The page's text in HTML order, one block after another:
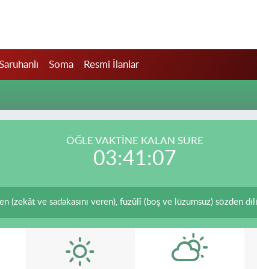
Soma Resmi İlanlar
ÖĞLE VAKTİNE KALAN SÜRE
03:41:07
(zekât ve sadakasını veren), fuzûlî (boş ve lüzumsuz)